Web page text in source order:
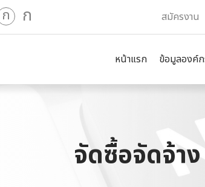
ก ก สมัครงาน
หน้าแรก ข้อมูลองค์
จัดซื้อจัดจ้าง